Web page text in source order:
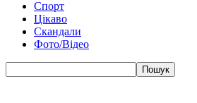
Спорт
Цікаво
Скандали
Фото/Відео